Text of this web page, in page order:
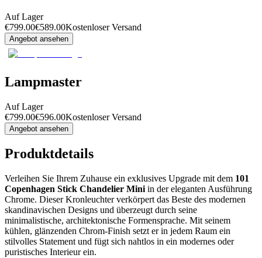
Auf Lager
€799.00€589.00Kostenloser Versand
Angebot ansehen
Lampmaster
Auf Lager
€799.00€596.00Kostenloser Versand
Angebot ansehen
Produktdetails
Verleihen Sie Ihrem Zuhause ein exklusives Upgrade mit dem 101
Copenhagen Stick Chandelier Mini in der eleganten Ausführung
Chrome. Dieser Kronleuchter verkörpert das Beste des modernen
skandinavischen Designs und überzeugt durch seine
minimalistische, architektonische Formensprache. Mit seinem
kühlen, glänzenden Chrom-Finish setzt er in jedem Raum ein
stilvolles Statement und fügt sich nahtlos in ein modernes oder
puristisches Interieur ein.